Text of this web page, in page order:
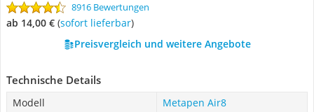
8916 Bewertungen
ab 14,00 € ( Sofort lieferbar)
Preisvergleich und weitere Angebote
Technische Details
Modell
Metapen Air8